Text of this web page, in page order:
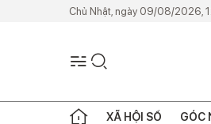
Chủ Nhật, ngày 09/08/2026,
XÃ HỘI SỐ GÓC